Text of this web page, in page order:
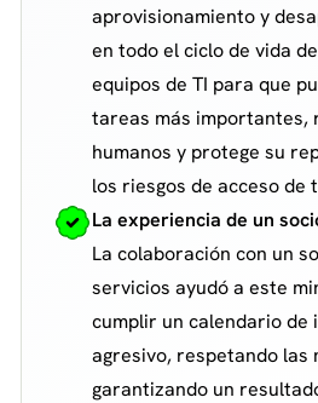
aprovisionamiento y
en todo el ciclo de vida
equipos de TI para que
tareas más importantes,
humanos y protege su
los riesgos de acceso de
La experiencia de un
La colaboración con un
servicios ayudó a este
cumplir un calendario de
agresivo, respetando las
garantizando un